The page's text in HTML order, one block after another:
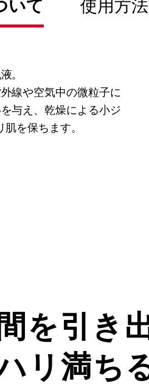
いて 使用方法
。
線や空気中の微粒子に
与え、乾燥による小ジ
を保ちます。
を引き
リ満ち